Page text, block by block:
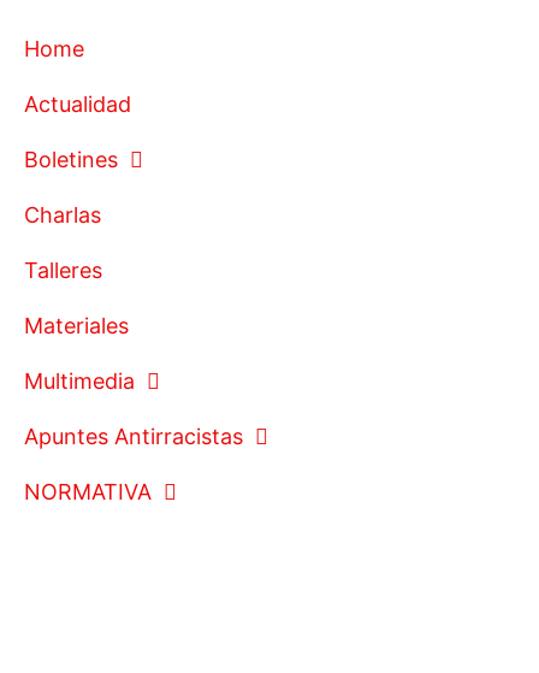
Home
Actualidad
Boletines
Charlas
Talleres
Materiales
Multimedia
Apuntes Antirracistas
NORMATIVA